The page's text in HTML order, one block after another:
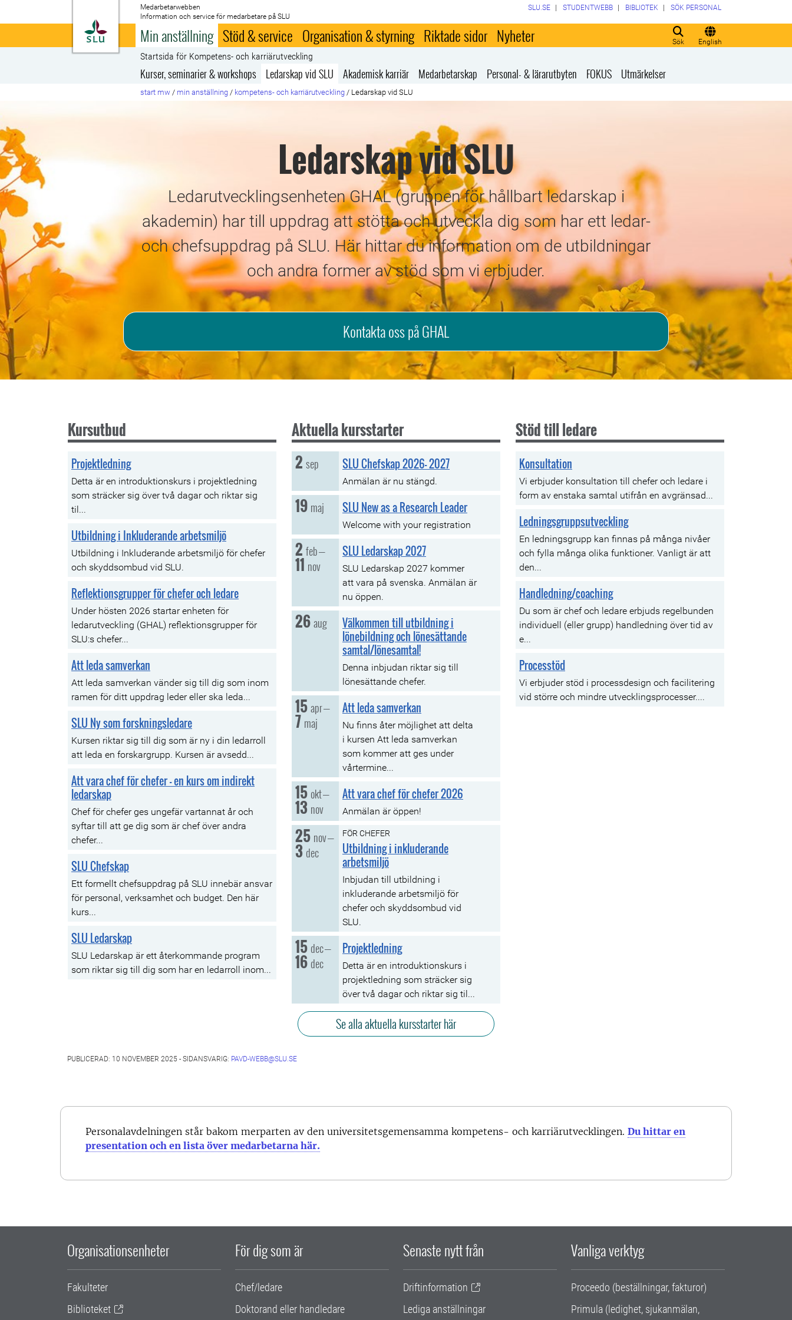
Till startsida
Medarbetarwebben
Information och service för medarbetare på SLU
Sök English
SLU.SE STUDENTWEBB BIBLIOTEK SÖK PERSONAL
Min anställning Stöd & service Organisation & styrning Riktade sidor Nyheter
Startsida för Kompetens- och karriärutveckling
Kurser, seminarier & workshops Ledarskap vid SLU Akademisk karriär Medarbetarskap Personal- & lärarutbyten FOKUS Utmärkelser
start mw / min anställning / kompetens- och karriärutveckling / Ledarskap vid SLU
Ledarskap vid SLU
Ledarutvecklingsenheten GHAL (gruppen för hållbart ledarskap i
akademin) har till uppdrag att stötta och utveckla dig som har ett ledar-
och chefsuppdrag på SLU. Här hittar du information om de utbildningar
och andra former av stöd som vi erbjuder.
Kontakta oss på GHAL
Kursutbud
Projektledning
Detta är en introduktionskurs i projektledning
som sträcker sig över två dagar och riktar sig
til...
Utbildning i Inkluderande arbetsmiljö
Utbildning i Inkluderande arbetsmiljö för chefer
och skyddsombud vid SLU.
Reflektionsgrupper för chefer och ledare
Under hösten 2026 startar enheten för
ledarutveckling (GHAL) reflektionsgrupper för
SLU:s chefer...
Att leda samverkan
Att leda samverkan vänder sig till dig som inom
ramen för ditt uppdrag leder eller ska leda...
SLU Ny som forskningsledare
Kursen riktar sig till dig som är ny i din ledarroll
att leda en forskargrupp. Kursen är avsedd...
Att vara chef för chefer - en kurs om indirekt
ledarskap
Chef för chefer ges ungefär vartannat år och
syftar till att ge dig som är chef över andra
chefer...
SLU Chefskap
Ett formellt chefsuppdrag på SLU innebär ansvar
för personal, verksamhet och budget. Den här
kurs...
SLU Ledarskap
SLU Ledarskap är ett återkommande program
som riktar sig till dig som har en ledarroll inom...
Aktuella kursstarter
onsdag, 02 september
2 sep SLU Chefskap 2026- 2027
Anmälan är nu stängd.
tisdag, 19 maj
19 maj SLU New as a Research Leader
Welcome with your registration
tisdag, 02 februari
2 feb–
torsdag, 11 november
11 nov
SLU Ledarskap 2027
SLU Ledarskap 2027 kommer
att vara på svenska. Anmälan är
nu öppen.
onsdag, 26 augusti
26aug
Välkommen till utbildning i
lönebildning och lönesättande
samtal/lönesamtal!
Denna inbjudan riktar sig till
lönesättande chefer.
onsdag, 15 april
15apr–
torsdag, 07 maj
7 maj
Att leda samverkan
Nu finns åter möjlighet att delta
i kursen Att leda samverkan
som kommer att ges under
vårtermine...
torsdag, 15 oktober
15 okt–
fredag, 13 november
13 nov
Att vara chef för chefer 2026
Anmälan är öppen!
onsdag, 25 november
25 nov till
–
torsdag, 03 december
3 dec
FÖR CHEFER
Utbildning i inkluderande
arbetsmiljö
Inbjudan till utbildning i
inkluderande arbetsmiljö för
chefer och skyddsombud vid
SLU.
tisdag, 15 december
15 dec–
onsdag, 16 december
16 dec
Projektledning
Detta är en introduktionskurs i
projektledning som sträcker sig
över två dagar och riktar sig til...
Se alla aktuella kursstarter här
Stöd till ledare
Konsultation
Vi erbjuder konsultation till chefer och ledare i
form av enstaka samtal utifrån en avgränsad...
Ledningsgruppsutveckling
En ledningsgrupp kan finnas på många nivåer
och fylla många olika funktioner. Vanligt är att
den...
Handledning/coaching
Du som är chef och ledare erbjuds regelbunden
individuell (eller grupp) handledning över tid av
e...
Processtöd
Vi erbjuder stöd i processdesign och facilitering
vid större och mindre utvecklingsprocesser....
PUBLICERAD: 10 NOVEMBER 2025 - SIDANSVARIG: PAVD-WEBB@SLU.SE
Personalavdelningen står bakom merparten av den universitetsgemensamma kompetens- och karriärutvecklingen. Du hittar en
presentation och en lista över medarbetarna här.
Organisationsenheter
Fakulteter
Biblioteket
För dig som är
Chef/ledare
Doktorand eller handledare
Senaste nytt från
Driftinformation
Lediga anställningar
Vanliga verktyg
Proceedo (beställningar, fakturor)
Primula (ledighet, sjukanmälan,